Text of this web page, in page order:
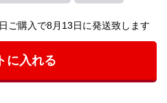
ご購入で8月13日に発送致します
に入れる